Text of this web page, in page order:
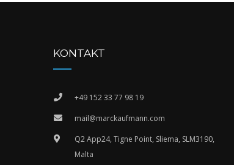
KONTAKT
+49 152 33 77 98 19
mail@marckaufmann.com
Q2 App24, Tigne Point, Sliema, SLM3190,
Malta